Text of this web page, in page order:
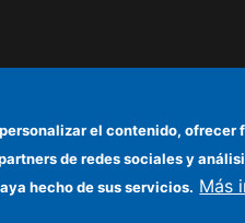
el contenido,
de redes sociales y
hecho de sus servicios. Más